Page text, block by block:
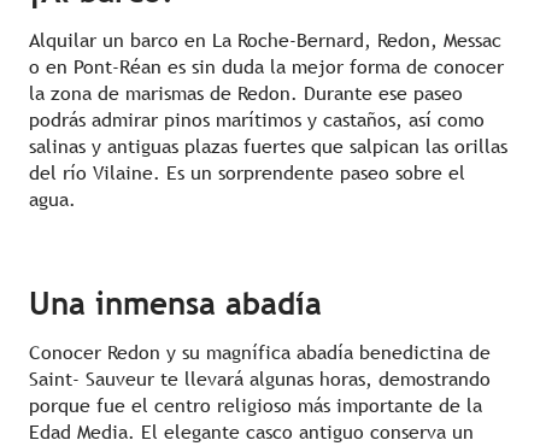
Alquilar un barco en La Roche-Bernard, Redon, Messac
o en Pont-Réan es sin duda la mejor forma de conocer
la zona de marismas de Redon. Durante ese paseo
podrás admirar pinos marítimos y castaños, así como
salinas y antiguas plazas fuertes que salpican las orillas
del río Vilaine. Es un sorprendente paseo sobre el
agua.
Una inmensa abadía
Conocer Redon y su magnífica abadía benedictina de
Saint- Sauveur te llevará algunas horas, demostrando
porque fue el centro religioso más importante de la
Edad Media. El elegante casco antiguo conserva un